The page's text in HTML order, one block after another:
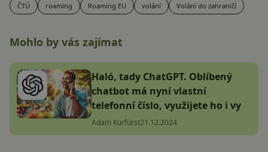
ČTÚ roaming Roaming EU volání Volání do zahraničí
Mohlo by vás zajímat
Haló, tady ChatGPT. Oblíbený
chatbot má nyní vlastní
telefonní číslo, využijete ho i vy
Adam Kurfürst21.12.2024